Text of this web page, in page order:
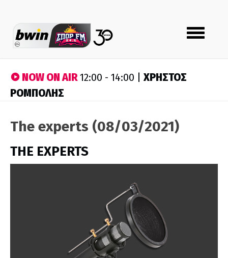
Toggle
navigation
NOW ON AIR12:00 - 14:00 | ΧΡΗΣΤΟΣ
ΡΟΜΠΟΛΗΣ
The experts (08/03/2021)
THE EXPERTS